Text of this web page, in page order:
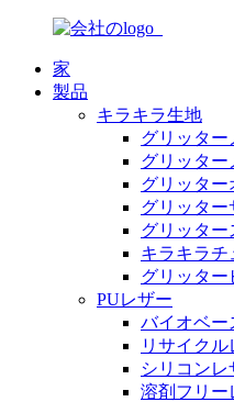
家
製品
キラキラ生地
グリッター
グリッター
グリッター
グリッター
グリッタ
キラキラチ
グリッター
PUレザー
バイオベー
リサイクル
シリコンレ
溶剤フリー